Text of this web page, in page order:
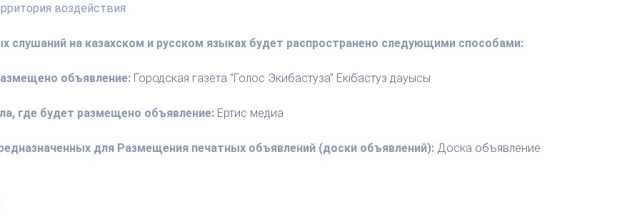
воздействия
слушаний на казахском и русском языках будет распространено следующими способами:
объявление: Городская газета "Голос Экибастуза" Екібастуз дауысы
где будет размещено объявление: Ертис медиа
для Размещения печатных объявлений (доски объявлений): Доска объявление